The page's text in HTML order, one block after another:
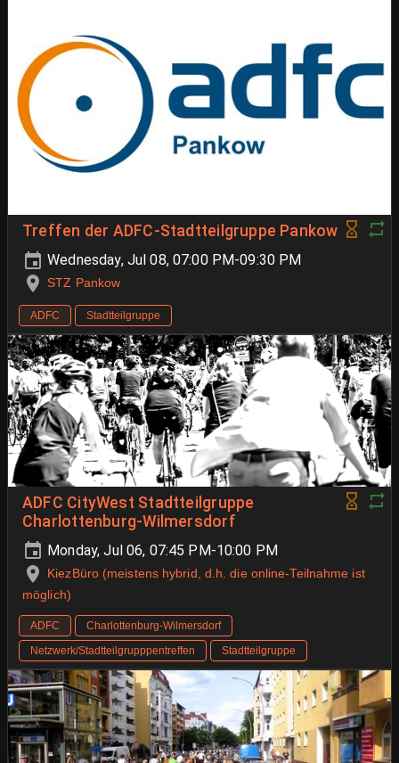
Treffen der ADFC-Stadtteilgruppe Pankow
Wednesday, Jul 08, 07:00 PM-09:30 PM
STZ Pankow
ADFC Stadtteilgruppe
ADFC CityWest Stadtteilgruppe
Charlottenburg-Wilmersdorf
Monday, Jul 06, 07:45 PM-10:00 PM
KiezBüro (meistens hybrid, d.h. die online-Teilnahme ist
möglich)
ADFC
Charlottenburg-Wilmersdorf
Netzwerk/Stadtteilgrupppentreffen
Stadtteilgruppe